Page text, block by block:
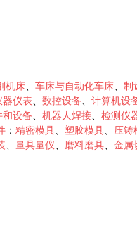
机床 车床与自动化车床 制
器仪表 数控设备 计算机设
和设备 机器人焊接 检测仪
： 精密模具 塑胶模具 压铸
量具量仪 磨料磨具 金属